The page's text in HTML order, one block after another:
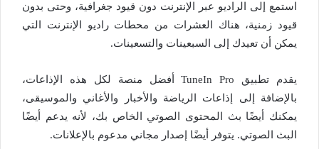
استمع إلى الراديو عبر الإنترنت دون قيود جغرافية، وحتى بدون
قيود زمنية، هناك العشرات من محطات راديو الإنترنت التي
يمكن أن تعيدك إلى السبعينات والتسعينات.
يقدم تطبيق TuneIn Pro أفضل منصة لكل هذه الإذاعات،
بالإضافة إلى إذاعات الرياضة والأخبار والأغاني والموسيقى،
يمكنك أيضًا بث المحتوى الصوتي الخاص بك، لأنه يدعم أيضًا
البث الصوتي. يتوفر أيضًا إصدار مجاني مدعوم بالإعلانات.